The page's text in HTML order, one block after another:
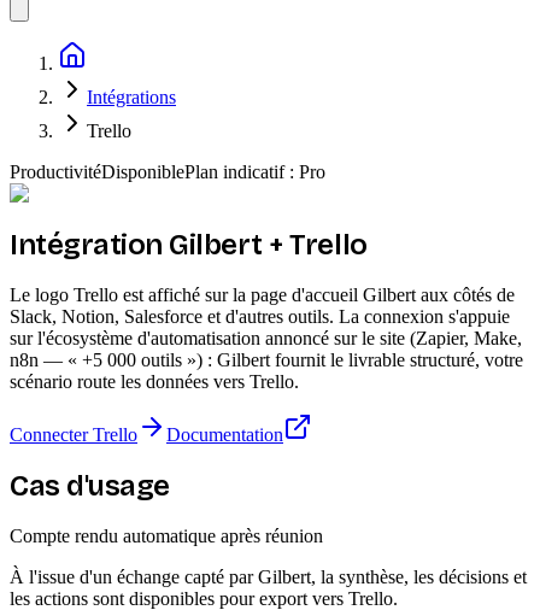
Intégrations
Trello
ProductivitéDisponiblePlan indicatif : Pro
Intégration Gilbert + Trello
Le logo Trello est affiché sur la page d'accueil Gilbert aux côtés de
Slack, Notion, Salesforce et d'autres outils. La connexion s'appuie
sur l'écosystème d'automatisation annoncé sur le site (Zapier, Make,
n8n — « +5 000 outils ») : Gilbert fournit le livrable structuré, votre
scénario route les données vers Trello.
Connecter Trello Documentation
Cas d'usage
Compte rendu automatique après réunion
À l'issue d'un échange capté par Gilbert, la synthèse, les décisions et
les actions sont disponibles pour export vers Trello.